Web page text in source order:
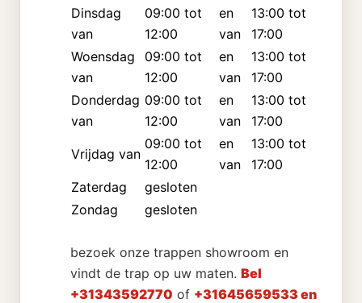
Dinsdag
van
09:00 tot
12:00
en
van
13:00 tot
17:00
Woensdag
van
09:00 tot
12:00
en
van
13:00 tot
17:00
Donderdag
van
09:00 tot
12:00
en
van
13:00 tot
17:00
Vrijdag van
09:00 tot
12:00
en
van
13:00 tot
17:00
Zaterdag
gesloten
Zondag
gesloten
bezoek onze trappen showroom en
vindt de trap op uw maten. Bel
+31343592770 of +31645659533 en